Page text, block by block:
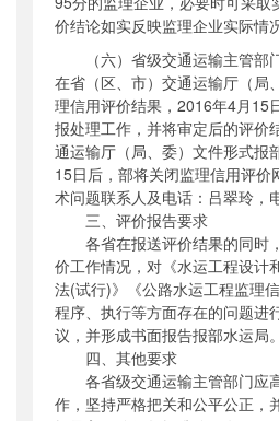
价结论如实反映监理企业实际情况
（六）省级交通运输主管部
在省（区、市）交通运输厅（局
理信用评价结果， 2016年4月 15
报处理工作，并将审定后的评价
通运输厅（局、委）文件形式报
15日后，部将关闭监理信用评
术问题联系人及电话：吕翠玲，
三、评价报告要求
各省在报送评价结果的同时
价工作情况，对《水运工程设计
法(试行)》《公路水运工程监理
程序、执行等方面存在的问题进
议，并形成书面报告报部水运局。
四、其他要求
各省级交通运输主管部门应
作，坚持严格把关和公平公正，